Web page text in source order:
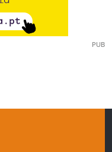
PUB